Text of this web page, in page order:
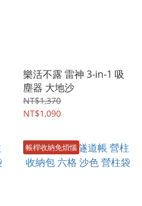
樂活不露 雷神 3-in-1 吸
塵器 大地沙
NT$1,370
NT$1,090
帳桿收納免煩惱